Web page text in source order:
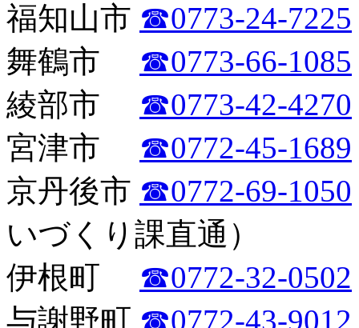
福知山市 ☎0773-24-7225
舞鶴市 ☎0773-66-1085
綾部市 ☎0773-42-4270
宮津市 ☎0772-45-1689
京丹後市 ☎0772-69-1050
いづくり課直通）
伊根町 ☎0772-32-0502
与謝野町 ☎0772-43-9012